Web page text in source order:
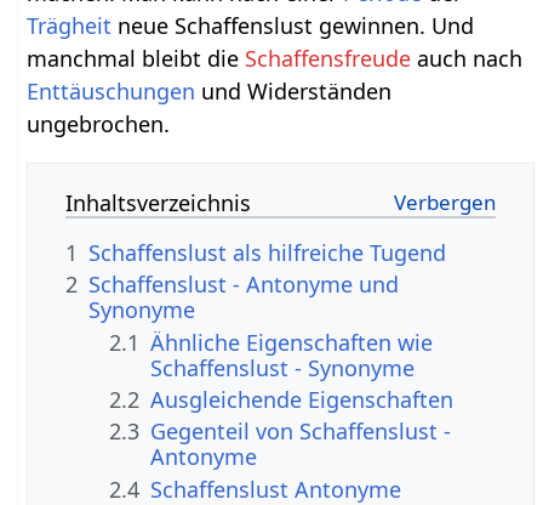
Trägheit neue Schaffenslust gewinnen. Und
manchmal bleibt die Schaffensfreude auch nach
Enttäuschungen und Widerständen
ungebrochen.
Inhaltsverzeichnis
1 Schaffenslust als hilfreiche Tugend
2 Schaffenslust - Antonyme und
Synonyme
2.1 Ähnliche Eigenschaften wie
Schaffenslust - Synonyme
2.2 Ausgleichende Eigenschaften
2.3 Gegenteil von Schaffenslust -
Antonyme
2.4 Schaffenslust Antonyme